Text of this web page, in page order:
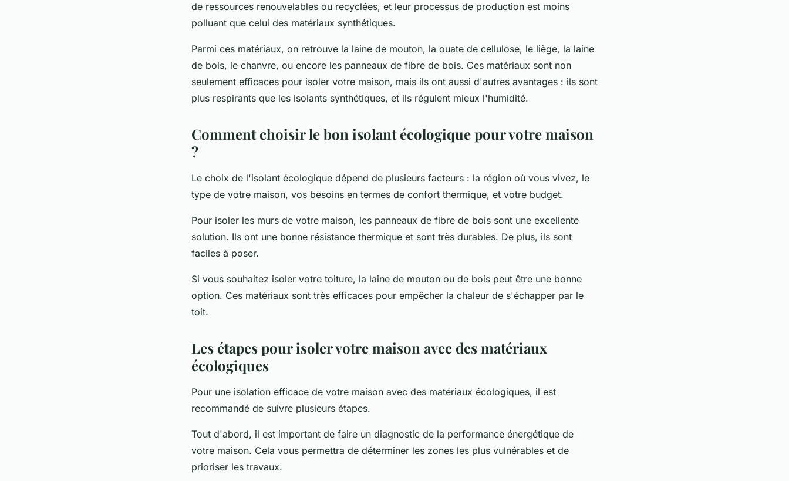
de ressources renouvelables ou recyclées, et leur processus de production est moins
polluant que celui des matériaux synthétiques.
Parmi ces matériaux, on retrouve la laine de mouton, la ouate de cellulose, le liège, la laine
de bois, le chanvre, ou encore les panneaux de fibre de bois. Ces matériaux sont non
seulement efficaces pour isoler votre maison, mais ils ont aussi d'autres avantages : ils sont
plus respirants que les isolants synthétiques, et ils régulent mieux l'humidité.
Comment choisir le bon isolant écologique pour votre maison
?
Le choix de l'isolant écologique dépend de plusieurs facteurs : la région où vous vivez, le
type de votre maison, vos besoins en termes de confort thermique, et votre budget.
Pour isoler les murs de votre maison, les panneaux de fibre de bois sont une excellente
solution. Ils ont une bonne résistance thermique et sont très durables. De plus, ils sont
faciles à poser.
Si vous souhaitez isoler votre toiture, la laine de mouton ou de bois peut être une bonne
option. Ces matériaux sont très efficaces pour empêcher la chaleur de s'échapper par le
toit.
Les étapes pour isoler votre maison avec des matériaux
écologiques
Pour une isolation efficace de votre maison avec des matériaux écologiques, il est
recommandé de suivre plusieurs étapes.
Tout d'abord, il est important de faire un diagnostic de la performance énergétique de
votre maison. Cela vous permettra de déterminer les zones les plus vulnérables et de
prioriser les travaux.